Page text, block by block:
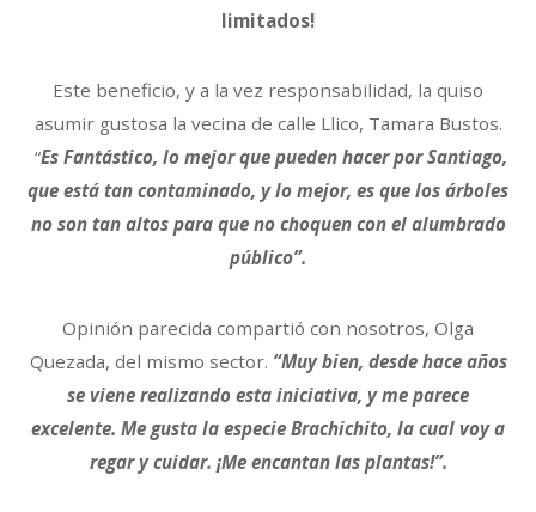
limitados!
Este beneficio, y a la vez responsabilidad, la quiso
asumir gustosa la vecina de calle Llico, Tamara Bustos.
“Es Fantástico, lo mejor que pueden hacer por Santiago,
que está tan contaminado, y lo mejor, es que los árboles
no son tan altos para que no choquen con el alumbrado
público”.
Opinión parecida compartió con nosotros, Olga
Quezada, del mismo sector. “Muy bien, desde hace años
se viene realizando esta iniciativa, y me parece
excelente. Me gusta la especie Brachichito, la cual voy a
regar y cuidar. ¡Me encantan las plantas!”.